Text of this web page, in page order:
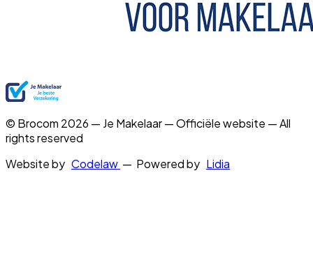
© Brocom 2026 — Je Makelaar — Officiële website — All
rights reserved
Website by Codelaw — Powered by Lidia